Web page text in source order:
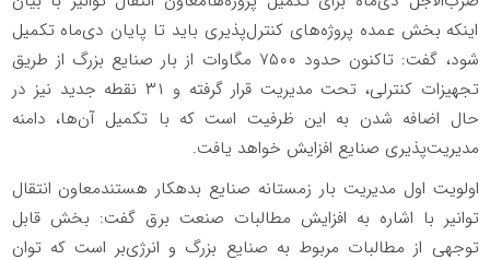
اینکه بخش عمده پروژه‌های کنترل‌پذیری باید تا پایان دی‌ماه تکمیل
شود، گفت: تاکنون حدود ۷۵۰۰ مگاوات از بار صنایع بزرگ از طریق
تجهیزات کنترلی، تحت مدیریت قرار گرفته و ۳۱ نقطه جدید نیز در
حال اضافه شدن به این ظرفیت است که با تکمیل آن‌ها، دامنه
مدیریت‌پذیری صنایع افزایش خواهد یافت.
اولویت اول مدیریت بار زمستانه صنایع بدهکار هستندمعاون انتقال
توانیر با اشاره به افزایش مطالبات صنعت برق گفت: بخش قابل
توجهی از مطالبات مربوط به صنایع بزرگ و انرژی‌بر است که توان